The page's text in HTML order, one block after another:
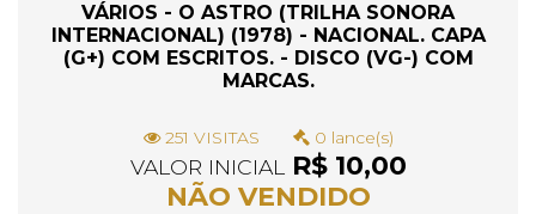
VÁRIOS - O ASTRO (TRILHA SONORA
INTERNACIONAL) (1978) - NACIONAL. CAPA
(G+) COM ESCRITOS. - DISCO (VG-) COM
MARCAS.
251 VISITAS 0 lance(s)
VALOR INICIAL R$ 10,00
NÃO VENDIDO